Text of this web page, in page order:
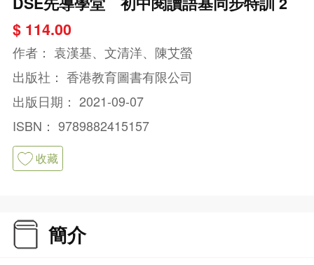
$ 114.00
作者： 袁漢基、文清洋、陳艾螢
出版社： 香港教育圖書有限公司
出版日期： 2021-09-07
ISBN： 9789882415157
收藏
簡介